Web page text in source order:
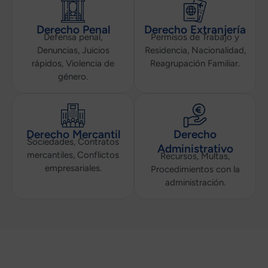
Derecho Penal
Defensa penal,
Denuncias, Juicios
rápidos, Violencia de
género.
Derecho Extranjería
Permisos de Trabajo y
Residencia, Nacionalidad,
Reagrupación Familiar.
Derecho Mercantil
Sociedades, Contratos
mercantiles, Conflictos
empresariales.
Derecho
Administrativo
Recursos, Multas,
Procedimientos con la
administración.